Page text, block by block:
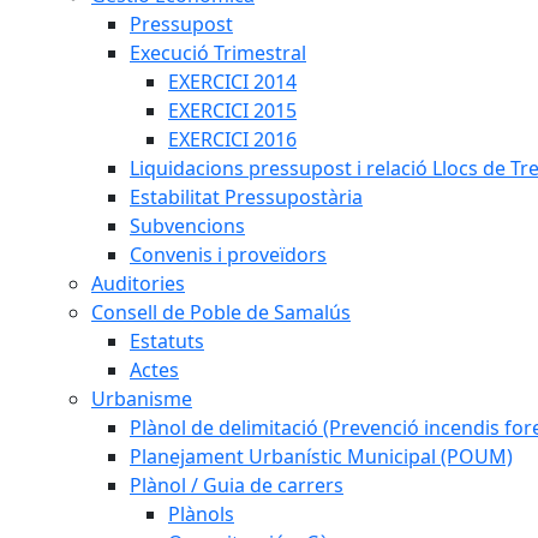
Pressupost
Execució Trimestral
EXERCICI 2014
EXERCICI 2015
EXERCICI 2016
Liquidacions pressupost i relació Llocs de
Estabilitat Pressupostària
Subvencions
Convenis i proveïdors
Auditories
Consell de Poble de Samalús
Estatuts
Actes
Urbanisme
Plànol de delimitació (Prevenció incendis
Planejament Urbanístic Municipal (POUM)
Plànol / Guia de carrers
Plànols